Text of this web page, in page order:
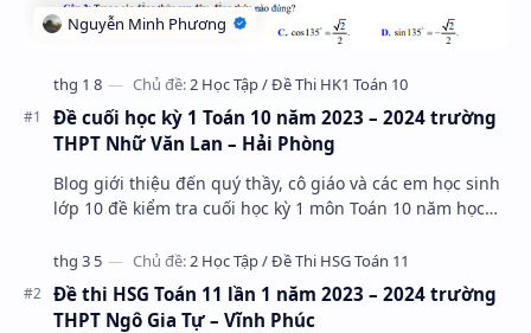
Đề cuối học kỳ 1 Toán 10 năm 2023 – 2024 trường
THPT Nhữ Văn Lan – Hải Phòng
Blog giới thiệu đến quý thầy, cô giáo và các em học sinh
lớp 10 đề kiểm tra cuối học kỳ 1 môn Toán 10 năm học
Đề thi HSG Toán 11 lần 1 năm 2023 – 2024 trường
THPT Ngô Gia Tự – Vĩnh Phúc